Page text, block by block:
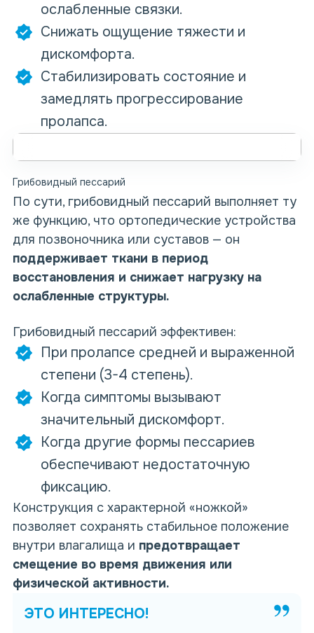
ослабленные связки.
Снижать ощущение тяжести и
дискомфорта.
Стабилизировать состояние и
замедлять прогрессирование
пролапса.
Грибовидный пессарий
По сути, грибовидный пессарий выполняет ту
же функцию, что ортопедические устройства
для позвоночника или суставов — он
поддерживает ткани в период
восстановления и снижает нагрузку на
ослабленные структуры.
Грибовидный пессарий эффективен:
При пролапсе средней и выраженной
степени (3-4 степень).
Когда симптомы вызывают
значительный дискомфорт.
Когда другие формы пессариев
обеспечивают недостаточную
фиксацию.
Конструкция с характерной «ножкой»
позволяет сохранять стабильное положение
внутри влагалища и предотвращает
смещение во время движения или
физической активности.
ЭТО ИНТЕРЕСНО!